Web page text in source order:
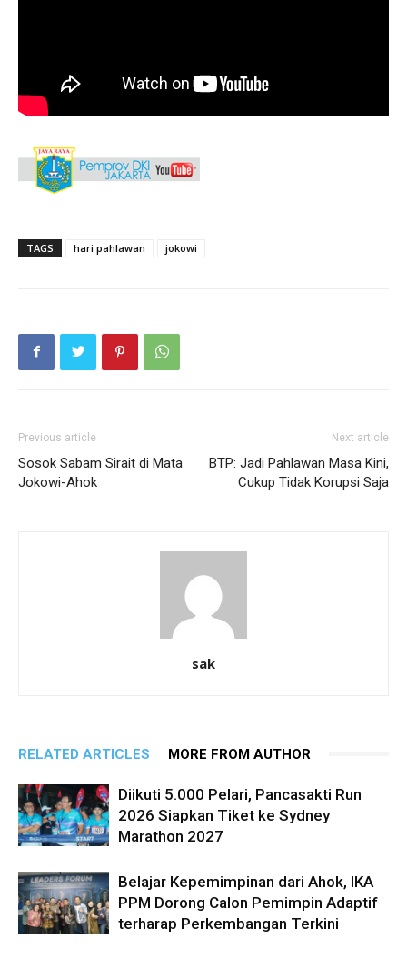
TAGS hari pahlawan jokowi
Previous article
Sosok Sabam Sirait di Mata
Jokowi-Ahok
Next article
BTP: Jadi Pahlawan Masa Kini,
Cukup Tidak Korupsi Saja
sak
RELATED ARTICLES MORE FROM AUTHOR
Diikuti 5.000 Pelari, Pancasakti Run
2026 Siapkan Tiket ke Sydney
Marathon 2027
Belajar Kepemimpinan dari Ahok, IKA
PPM Dorong Calon Pemimpin Adaptif
terharap Perkembangan Terkini